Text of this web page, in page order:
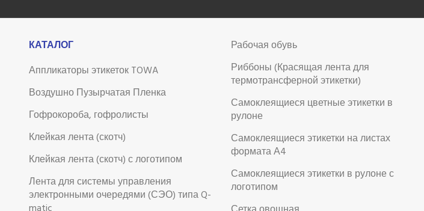
КАТАЛОГ
Аппликаторы этикеток TOWA
Воздушно Пузырчатая Пленка
Гофрокороба, гофролисты
Клейкая лента (скотч)
Клейкая лента (скотч) с логотипом
Лента для системы управления
электронными очередями (СЭО) типа Q-
Рабочая обувь
Риббоны (Красящая лента для
термотрансферной этикетки)
Самоклеящиеся цветные этикетки в
рулоне
Самоклеящиеся этикетки на листах
формата А4
Самоклеящиеся этикетки в рулоне с
логотипом